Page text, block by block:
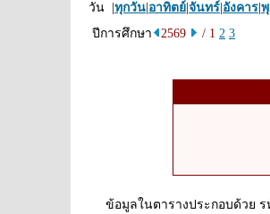
วัน | ทุกวัน อาทิตย์ จันทร์ อังคาร
ปีการศึกษา
2569 / 1 2 3
ข้อมูลในตารางประกอบด้วย